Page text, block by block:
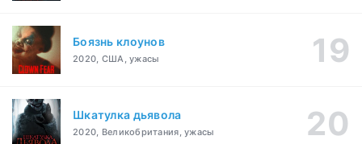
Боязнь клоунов
2020, США, ужасы
Шкатулка дьявола
2020, Великобритания, ужасы